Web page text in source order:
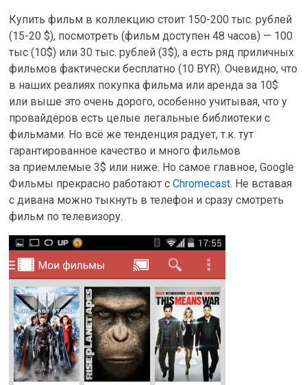
Купить фильм в коллекцию стоит 150-200 тыс. рублей
(15-20 $), посмотреть (фильм доступен 48 часов) — 100
тыс (10$) или 30 тыс. рублей (3$), а есть ряд приличных
фильмов фактически бесплатно (10 BYR). Очевидно, что
в наших реалиях покупка фильма или аренда за 10$
или выше это очень дорого, особенно учитывая, что у
провайдеров есть целые легальные библиотеки с
фильмами. Но всё же тенденция радует, т.к. тут
гарантированное качество и много фильмов
за приемлемые 3$ или ниже. Но самое главное, Google
Фильмы прекрасно работают cChromecast. Не вставая
с дивана можно тыкнуть в телефон и сразу смотреть
фильм по телевизору.